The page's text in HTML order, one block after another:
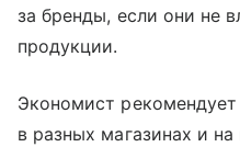
за бренды, если они не
продукции.
Экономист
в разных магазинах и